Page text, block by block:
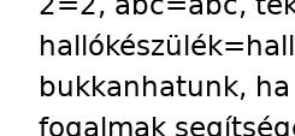
bukkanhatunk,
fogalmak